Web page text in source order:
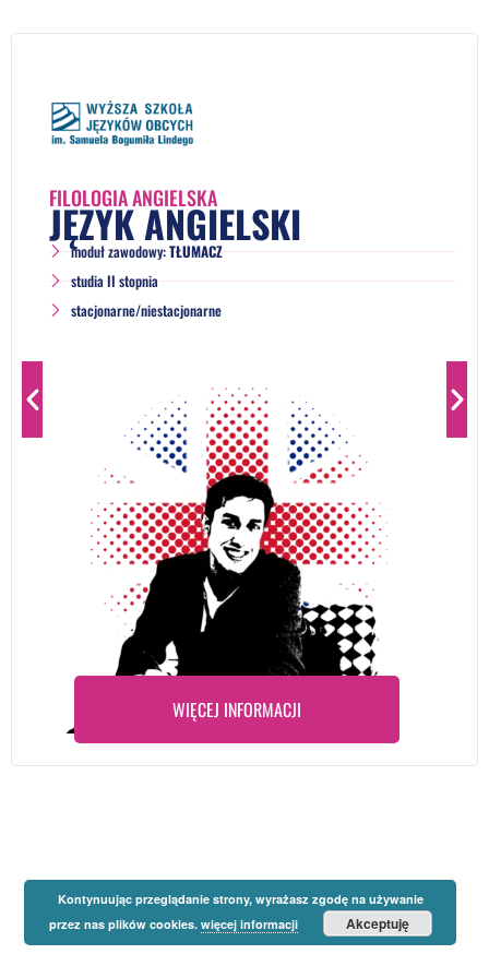
FILOLOGIA ANGIELSKA
JĘZYK ANGIELSKI
moduł zawodowy:TŁUMACZ
studia II stopnia
stacjonarne/niestacjonarne
WIĘCEJ INFORMACJI
Kontynuując przeglądanie strony, wyrażasz zgodę na używanie
przez nas plików cookies. więcej informacji Akceptuję